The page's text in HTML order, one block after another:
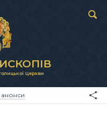
Церкви
анонси